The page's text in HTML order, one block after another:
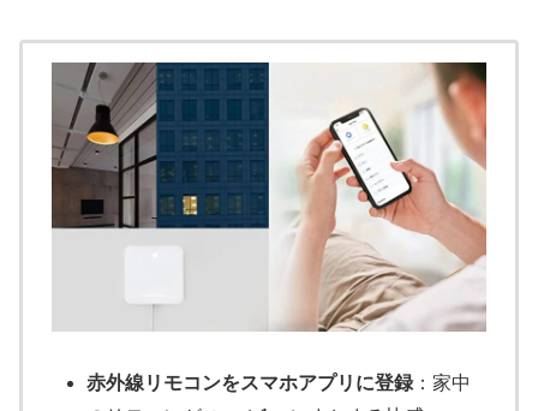
赤外線リモコンをスマホアプリに登録 ：家中